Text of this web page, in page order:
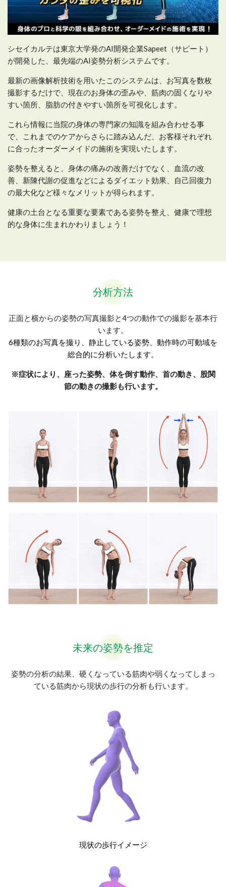
シセイカルテは東京大学発のAI開発企業Sapeet（サピート）
が開発した、最先端のAI姿勢分析システムです。
最新の画像解析技術を用いたこのシステムは、お写真を数枚
撮影するだけで、現在のお身体の歪みや、筋肉の固くなりや
すい箇所、脂肪の付きやすい箇所を可視化します。
これら情報に当院の身体の専門家の知識を組み合わせる事
で、これまでのケアからさらに踏み込んだ、お客様それぞれ
に合ったオーダーメイドの施術を実現いたします。
姿勢を整えると、身体の痛みの改善だけでなく、血流の改
善、新陳代謝の促進などによるダイエット効果、自己回復力
の最大化など様々なメリットが得られます。
健康の土台となる重要な要素である姿勢を整え、健康で理想
的な身体に生まれかわりましょう！
分析方法
正面と横からの姿勢の写真撮影と4つの動作での撮影を基本行
います。
6種類のお写真を撮り、静止している姿勢、動作時の可動域を
総合的に分析いたします。
※症状により、座った姿勢、体を倒す動作、首の動き、股関
節の動きの撮影も行います。
未来の姿勢を推定
姿勢の分析の結果、硬くなっている筋肉や弱くなってしまっ
ている筋肉から現状の歩行の分析も行います。
現状の歩行イメージ